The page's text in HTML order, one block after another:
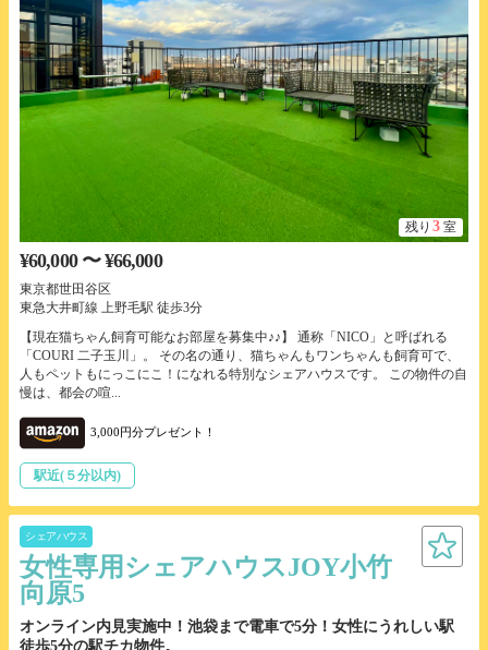
残り 3 室
¥60,000 〜 ¥66,000
東京都世田谷区
東急大井町線 上野毛駅 徒歩3分
【現在猫ちゃん飼育可能なお部屋を募集中♪♪】 通称「NICO」と呼ばれる
「COURI 二子玉川」。 その名の通り、猫ちゃんもワンちゃんも飼育可で、
人もペットもにっこにこ！になれる特別なシェアハウスです。 この物件の自
慢は、都会の喧...
3,000円分プレゼント！
駅近(５分以内)
シェアハウス
女性専用シェアハウスJOY小竹
向原5
オンライン内見実施中！池袋まで電車で5分！女性にうれしい駅
徒歩5分の駅チカ物件。